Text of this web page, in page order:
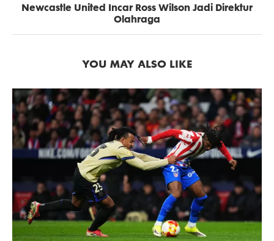
Newcastle United Incar Ross Wilson Jadi Direktur
Olahraga
YOU MAY ALSO LIKE